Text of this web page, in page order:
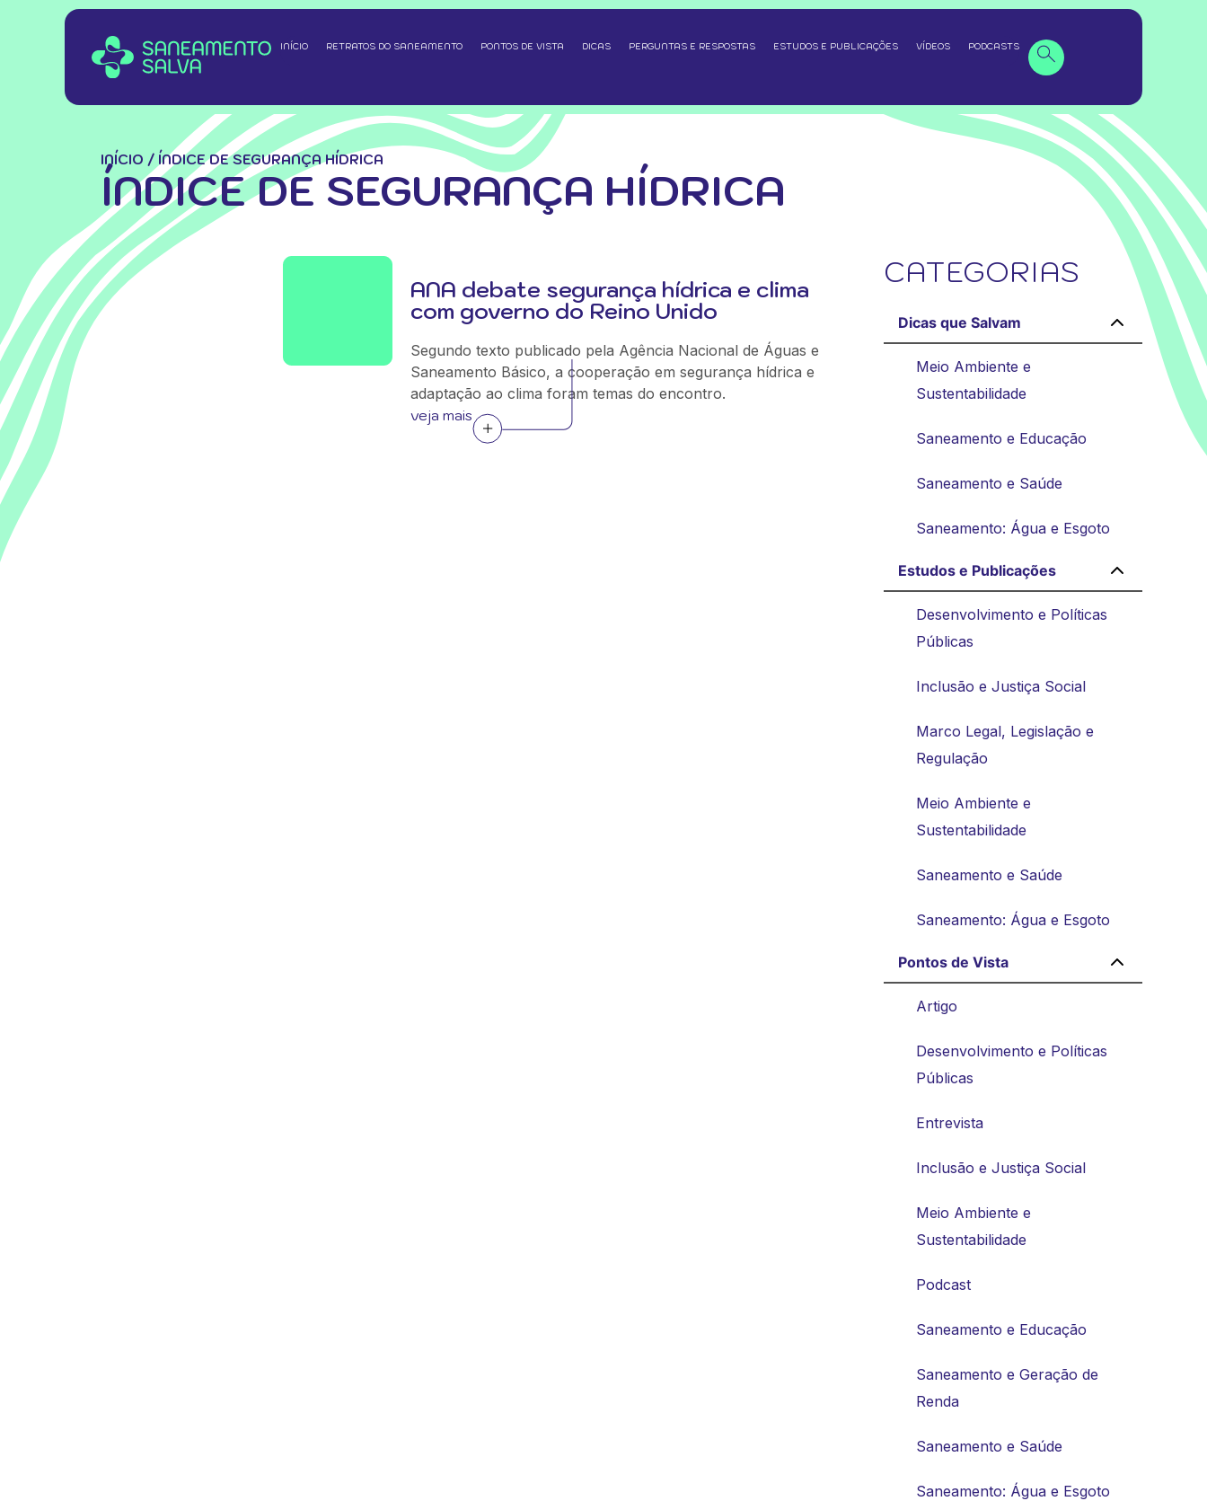
INÍCIO RETRATOS DO SANEAMENTO PONTOS DE VISTA DICAS PERGUNTAS E RESPOSTAS ESTUDOS E PUBLICAÇÕES VÍDEOS PODCASTS
INÍCIO / ÍNDICE DE SEGURANÇA HÍDRICA
ÍNDICE DE SEGURANÇA HÍDRICA
ANA debate segurança hídrica e clima
com governo do Reino Unido
Segundo texto publicado pela Agência Nacional de Águas e
Saneamento Básico, a cooperação em segurança hídrica e
adaptação ao clima foram temas do encontro.
veja mais
CATEGORIAS
Dicas que Salvam
Meio Ambiente e
Sustentabilidade
Saneamento e Educação
Saneamento e Saúde
Saneamento: Água e Esgoto
Estudos e Publicações
Desenvolvimento e Políticas
Públicas
Inclusão e Justiça Social
Marco Legal, Legislação e
Regulação
Meio Ambiente e
Sustentabilidade
Saneamento e Saúde
Saneamento: Água e Esgoto
Pontos de Vista
Artigo
Desenvolvimento e Políticas
Públicas
Entrevista
Inclusão e Justiça Social
Meio Ambiente e
Sustentabilidade
Podcast
Saneamento e Educação
Saneamento e Geração de
Renda
Saneamento e Saúde
Saneamento: Água e Esgoto